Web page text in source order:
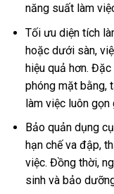
năng suất làm
Tối ưu diện tích
hoặc dưới sàn,
hiệu quả hơn.
phóng mặt bằng,
làm việc luôn gọn
Bảo quản dụng
hạn chế va đập,
việc. Đồng thời,
sinh và bảo